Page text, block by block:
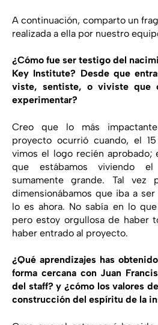
A continuación, comparto un
realizada a ella por nuestro
¿Cómo fue ser testigo del
Key Institute? Desde que
viste, sentiste, o viviste que
experimentar?
Creo que lo más
proyecto ocurrió cuando, el
vimos el logo recién aprobado;
que estábamos viviendo
sumamente grande. Tal vez
dimensionábamos que iba a
lo es ahora. No sabía en lo
pero estoy orgullosa de haber
haber entrado al proyecto.
¿Qué aprendizajes has
forma cercana con Juan
del staff? y ¿cómo los valores
construcción del espíritu de la